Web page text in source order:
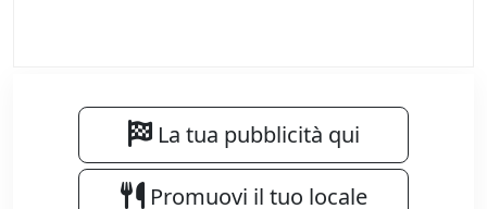
La tua pubblicità qui
Promuovi il tuo locale